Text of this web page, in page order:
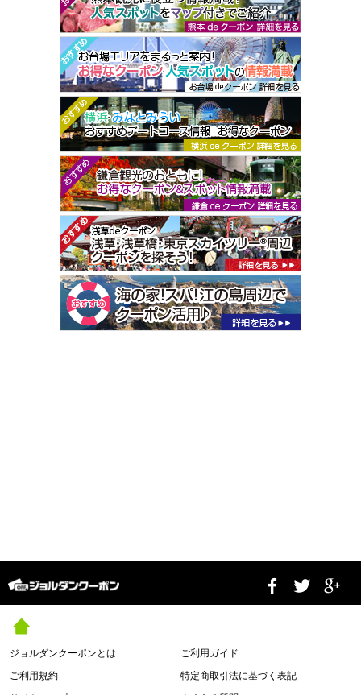
ジョルダンクーポンとは
ご利用ガイド
ご利用規約
特定商取引法に基づく表記